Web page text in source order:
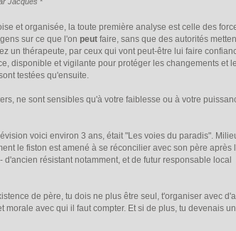
et organisée, la toute première analyse est celle des
sur ce que l'on peut faire, sans que des autorités
un thérapeute, par ceux qui vont peut-être lui faire
disponible et vigilante pour protéger les changements et
testées qu'ensuite.
ne sont sensibles qu'à votre faiblesse ou à votre
voici environ 3 ans, était "Les voies du paradis".
le fiston est amené à se réconcilier avec son père
résistant notamment, et de futur responsable
de père, tu dois ne plus être seul, t'organiser avec
morale avec qui il faut compter. Et si de plus, tu devenais